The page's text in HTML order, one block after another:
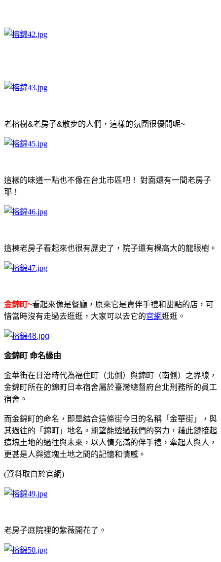
老榕樹&老房子&散步的人們，這樣的氛圍很優閒呢~
這樣的味道一點也不像在台北市區吧！ 對面還有一間老房子
耶！
這棟老房子看起來也很有歷史了，院子還有棵高大的龍眼樹。
金錦町~看起來像是餐廳，原來它是賣伴手禮和甜點的店，可
惜當時沒有走過去逛逛，大家可以去它的官網逛逛。
金錦町 命名緣由
金華街在日治時代為福住町（北側）與錦町（南側）之界線，
金錦町所在的錦町日本宿舍屬於臺灣總督府台北刑務所的員工
宿舍。
而金錦町的命名，即是結合這條街今日的名稱「金華街」，與
其過往的「錦町」地名。期望能透過我們的努力，藉此鏈接起
這塊土地的過往與未來，以人情充滿的伴手禮，牽起人與人，
更甚是人與這塊土地之間的記憶和情感。
(資料取自於官網)
老房子庭院裡的紫薇開花了。